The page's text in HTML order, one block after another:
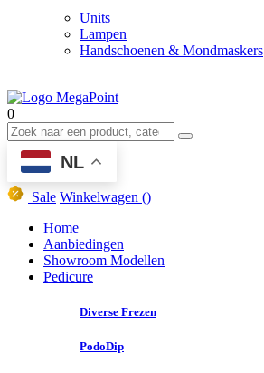
Units
Lampen
Handschoenen & Mondmaskers
0
NL
Sale Winkelwagen ()
Home
Aanbiedingen
Showroom Modellen
Pedicure
Diverse Frezen
PodoDip